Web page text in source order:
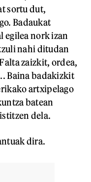
sortu dut,
Badaukat
egilea nork izan
nahi ditudan
zaizkit, ordea,
Baina badakizkit
artxipelago
batean
dela.
dira.